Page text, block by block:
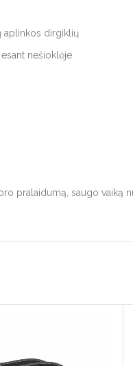
aplinkos dirgiklių
nešioklėje
pralaidumą, saugo vaiką